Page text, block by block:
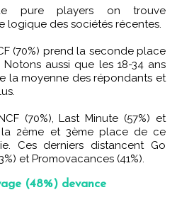
pure players on trouve
logique des sociétés récentes.
(70%) prend la seconde place
aussi que les 18-34 ans
la moyenne des répondants et
(70%), Last Minute (57%) et
la 2ème et 3ème place de ce
Ces derniers distancent Go
et Promovacances (41%).
(48%) devance